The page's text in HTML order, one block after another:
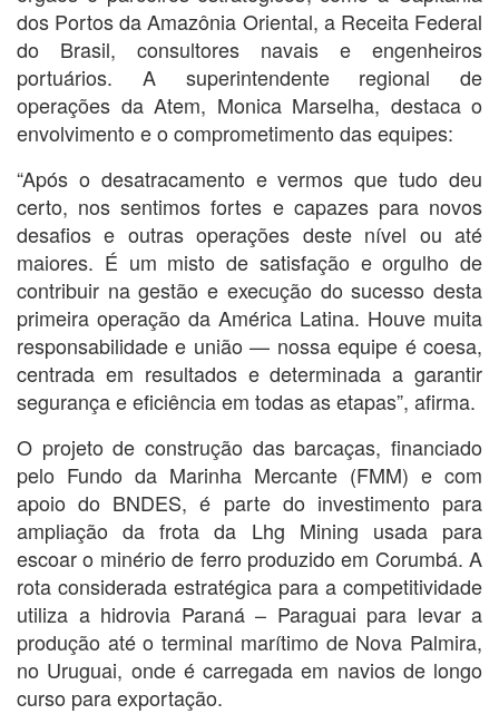
dos Portos da Amazônia Oriental, a Receita Federal
do Brasil, consultores navais e engenheiros
portuários. A superintendente regional de
operações da Atem, Monica Marselha, destaca o
envolvimento e o comprometimento das equipes:
“Após o desatracamento e vermos que tudo deu
certo, nos sentimos fortes e capazes para novos
desafios e outras operações deste nível ou até
maiores. É um misto de satisfação e orgulho de
contribuir na gestão e execução do sucesso desta
primeira operação da América Latina. Houve muita
responsabilidade e união — nossa equipe é coesa,
centrada em resultados e determinada a garantir
segurança e eficiência em todas as etapas”, afirma.
O projeto de construção das barcaças, financiado
pelo Fundo da Marinha Mercante (FMM) e com
apoio do BNDES, é parte do investimento para
ampliação da frota da Lhg Mining usada para
escoar o minério de ferro produzido em Corumbá. A
rota considerada estratégica para a competitividade
utiliza a hidrovia Paraná – Paraguai para levar a
produção até o terminal marítimo de Nova Palmira,
no Uruguai, onde é carregada em navios de longo
curso para exportação.